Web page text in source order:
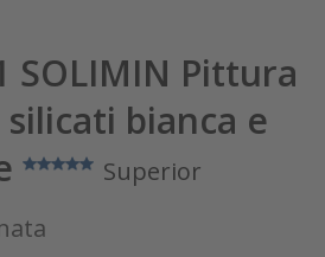
SOLIMIN Pittura
bianca e
Superior